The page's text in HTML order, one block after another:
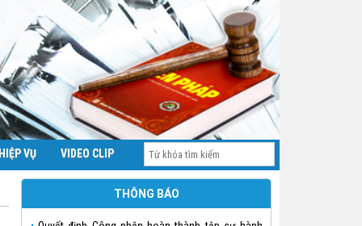
VỤ VIDEO CLIP
THÔNG BÁO